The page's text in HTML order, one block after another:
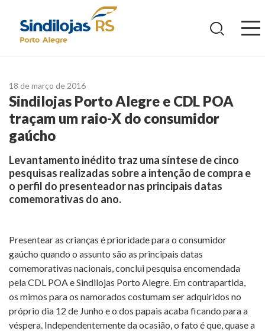
18 de março de 2016
Sindilojas Porto Alegre e CDL POA
traçam um raio-X do consumidor
gaúcho
Levantamento inédito traz uma síntese de cinco
pesquisas realizadas sobre a intenção de compra e
o perfil do presenteador nas principais datas
comemorativas do ano.
Presentear as crianças é prioridade para o consumidor
gaúcho quando o assunto são as principais datas
comemorativas nacionais, conclui pesquisa encomendada
pela CDL POA e Sindilojas Porto Alegre. Em contrapartida,
os mimos para os namorados costumam ser adquiridos no
próprio dia 12 de Junho e o dos papais acaba ficando para a
véspera. Independentemente da ocasião, o fato é que, quase a